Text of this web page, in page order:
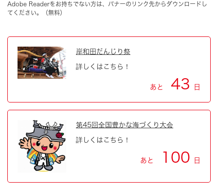
Adobe Readerをお持ちでない方は、バナーのリンク先からダウンロードし
てください。（無料）
岸和田だんじり祭
詳しくはこちら！
あと 43 日
第45回全国豊かな海づくり大会
詳しくはこちら！
あと 100 日